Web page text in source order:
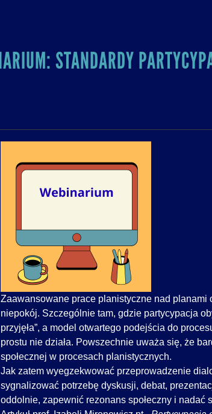
STANDARDY
Zaawansowane prace planistyczne nad planami
niepokój. Szczególnie tam, gdzie partycypacja
przyjęła”, a model otwartego podejścia do
prostu nie działa. Powszechnie uważa się, że
społecznej w procesach planistycznych.
Jak zatem wyegzekwować przeprowadzenie
sygnalizować potrzebę dyskusji, debat,
oddolnie, zapewnić rezonans społeczny i nadać